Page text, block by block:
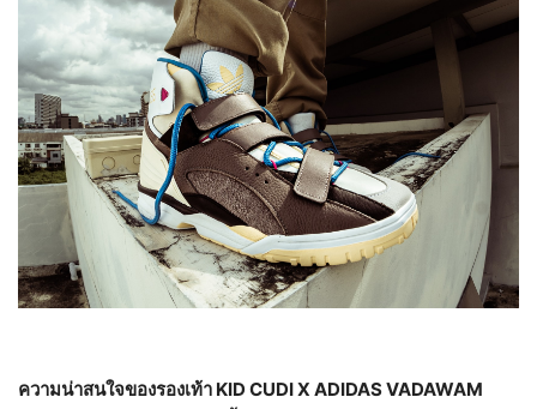
ความน่าสนใจของรองเท้า KID CUDI X ADIDAS VADAWAM